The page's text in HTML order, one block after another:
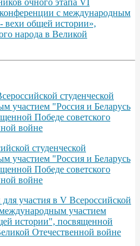
конференции с международным
вехи общей истории»,
народа в Великой
студенческой
участием "Россия и Беларусь
Победе советского
войне
студенческой
участием "Россия и Беларусь
Победе советского
войне
участия в V Всероссийской
участием
истории", посвященной
Отечественной войне